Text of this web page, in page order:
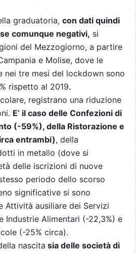
graduatoria, con dati quindi
comunque negativi, si
del Mezzogiorno, a partire
e Molise, dove le
nei tre mesi del lockdown sono
rispetto al 2019.
registrano una riduzione
E’ il caso delle Confezioni di
(-59%), della Ristorazione e
entrambi), della
in metallo (dove si
delle iscrizioni di nuove
periodo dello scorso
significative si sono
Attività ausiliare dei Servizi
Industrie Alimentari (-22,3%) e
(-25% circa).
nascita sia delle società di